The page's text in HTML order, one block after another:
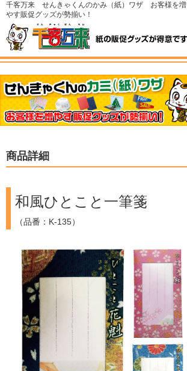
千客万来 せんきゃくんのかみ（紙）ワザ お客様を増
やす販促グッズが勢揃い！
商品詳細
和風ひとこと一筆箋
（品番：K-135）